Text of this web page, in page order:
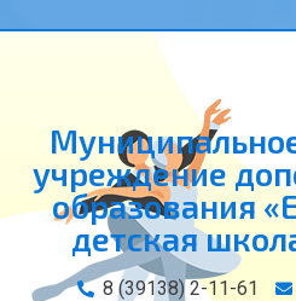
учреждение
образования
детская
8 (39138) 2-11-61